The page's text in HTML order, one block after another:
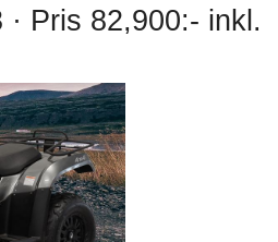
Pris 82,900:- inkl.